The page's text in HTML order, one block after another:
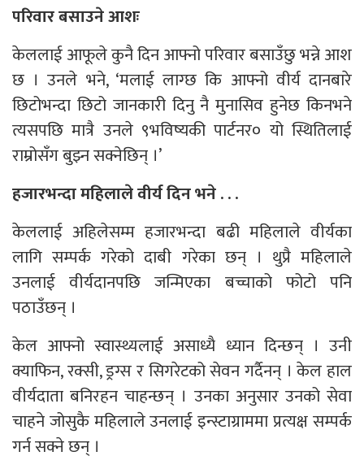
परिवार बसाउने आशः
केललाई आफूले कुनै दिन आफ्नो परिवार बसाउँछु भन्ने आश
छ । उनले भने, ‘मलाई लाग्छ कि आफ्नो वीर्य दानबारे
छिटोभन्दा छिटो जानकारी दिनु नै मुनासिव हुनेछ किनभने
त्यसपछि मात्रै उनले ९भविष्यकी पार्टनर० यो स्थितिलाई
राम्रोसँग बुझ्न सक्नेछिन् ।’
हजारभन्दा महिलाले वीर्य दिन भने . . .
केललाई अहिलेसम्म हजारभन्दा बढी महिलाले वीर्यका
लागि सम्पर्क गरेको दाबी गरेका छन् । थुप्रै महिलाले
उनलाई वीर्यदानपछि जन्मिएका बच्चाको फोटो पनि
पठाउँछन् ।
केल आफ्नो स्वास्थ्यलाई असाध्यै ध्यान दिन्छन् । उनी
क्याफिन, रक्सी, ड्रग्स र सिगरेटको सेवन गर्दैनन् । केल हाल
वीर्यदाता बनिरहन चाहन्छन् । उनका अनुसार उनको सेवा
चाहने जोसुकै महिलाले उनलाई इन्स्टाग्राममा प्रत्यक्ष सम्पर्क
गर्न सक्ने छन् ।